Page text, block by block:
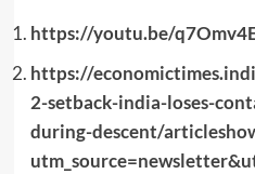
https://youtu.be/
https://
2-setback-india-loses-
during-descent/